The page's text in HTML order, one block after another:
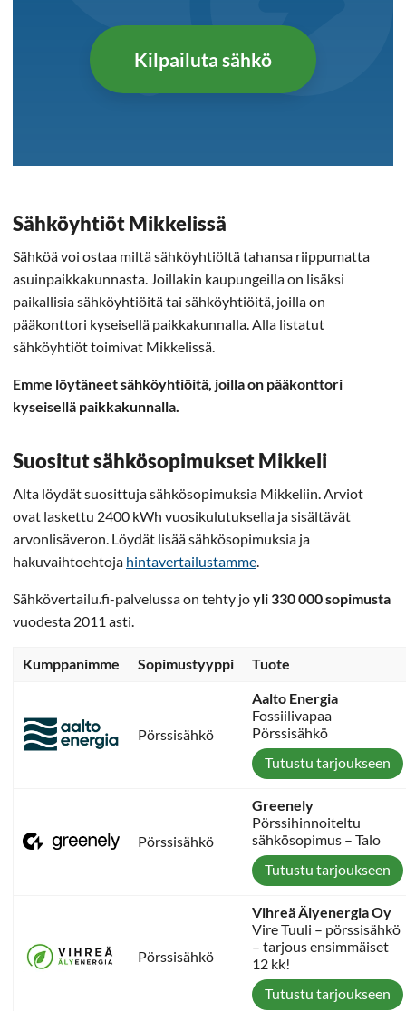
Kilpailuta sähkö
Sähköyhtiöt Mikkelissä
Sähköä voi ostaa miltä sähköyhtiöltä tahansa riippumatta
asuinpaikkakunnasta. Joillakin kaupungeilla on lisäksi
paikallisia sähköyhtiöitä tai sähköyhtiöitä, joilla on
pääkonttori kyseisellä paikkakunnalla. Alla listatut
sähköyhtiöt toimivat Mikkelissä.
Emme löytäneet sähköyhtiöitä, joilla on pääkonttori
kyseisellä paikkakunnalla.
Suositut sähkösopimukset Mikkeli
Alta löydät suosittuja sähkösopimuksia Mikkeliin. Arviot
ovat laskettu 2400 kWh vuosikulutuksella ja sisältävät
arvonlisäveron. Löydät lisää sähkösopimuksia ja
hakuvaihtoehtoja hintavertailustamme
Sähkövertailu.fi-palvelussa on tehty joyli 330 000 sopimusta
vuodesta 2011 asti.
Kumppanimme Sopimustyyppi Tuote
Pörssisähkö
Aalto Energia
Fossiilivapaa
Pörssisähkö
Tutustu tarjoukseen
Pörssisähkö
Greenely
Pörssihinnoiteltu
sähkösopimus – Talo
Tutustu tarjoukseen
Pörssisähkö
Vihreä Älyenergia Oy
Vire Tuuli – pörssisähkö
– tarjous ensimmäiset
12 kk!
Tutustu tarjoukseen